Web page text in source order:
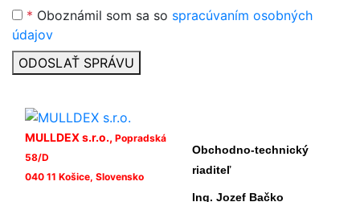
* Oboznámil som sa so spracúvaním osobných
údajov
ODOSLAŤ SPRÁVU
MULLDEX s.r.o., Popradská
58/D
040 11 Košice, Slovensko
Obchodno-technický
riaditeľ
Ing. Jozef Bačko